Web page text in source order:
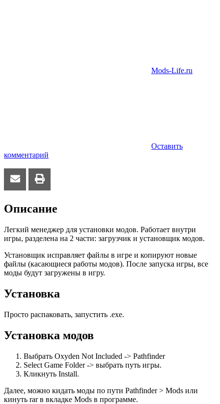
Mods-Life.ru
Оставить
комментарий
Описание
Легкий менеджер для установки модов. Работает внутри
игры, разделена на 2 части: загрузчик и установщик модов.
Установщик исправляет файлы в игре и копируют новые
файлы (касающиеся работы модов). После запуска игры, все
моды будут загружены в игру.
Установка
Просто распаковать, запустить .exe.
Установка модов
Выбрать Oxyden Not Included -> Pathfinder
Select Game Folder -> выбрать путь игры.
Кликнуть Install.
Далее, можно кидать моды по пути Pathfinder > Mods или
кинуть rar в вкладке Mods в программе.